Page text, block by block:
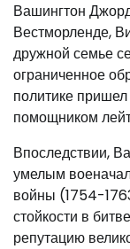
Вашингтон
Вестморленде,
дружной семье
ограниченное
политике пришел
помощником
Впоследствии,
умелым
войны (1754-
стойкости в
репутацию